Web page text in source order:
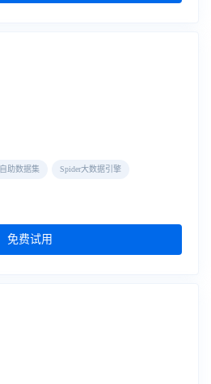
自助数据集 Spider大数据引擎
免费试用